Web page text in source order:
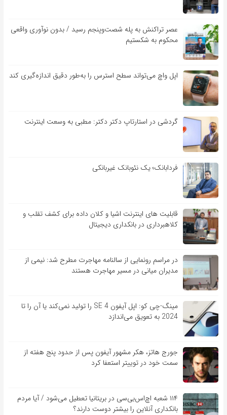
عصر تراکنش به پله شصت‌وپنجم رسید / بدون نوآوری واقعی
محکوم به شکستیم
اپل واچ می‌تواند سطح استرس را به‌طور دقیق اندازه‌گیری کند
گردشی در استارتاپ دکتر دکتر: مطبی به وسعت اینترنت
فردابانک؛ یک نئوبانک غیربانکی
قابلیت ‏های اینترنت اشیا و کلان‏ داده برای کشف تقلب و
کلاهبرداری در بانکداری دیجیتال
در مراسم رونمایی از سالنامه مهاجرت مطرح شد: نیمی از
مدیران میانی در مسیر مهاجرت هستند
مینگ-چی کو: اپل آیفون SE 4 را تولید نمی‌کند یا آن را تا
2024 به تعویق می‌اندازد
جورج هاتز، هکر مشهور آیفون پس از حدود پنج هفته از
سمت خود در توییتر استعفا کرد
۱۱۴ شعبه اچ‌اس‌بی‌سی در بریتانیا تعطیل می‌شود / آیا مردم
بانکداری آنلاین را بیشتر دوست دارند؟